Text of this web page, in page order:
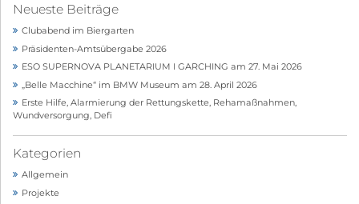
Neueste Beiträge
Clubabend im Biergarten
Präsidenten-Amtsübergabe 2026
ESO SUPERNOVA PLANETARIUM I GARCHING am 27. Mai 2026
„Belle Macchine“ im BMW Museum am 28. April 2026
Erste Hilfe, Alarmierung der Rettungskette, Rehamaßnahmen,
Wundversorgung, Defi
Kategorien
Allgemein
Projekte